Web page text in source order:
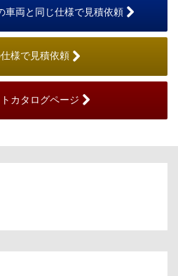
車両と同じ仕様で見積依頼
様で見積依頼
カタログページ